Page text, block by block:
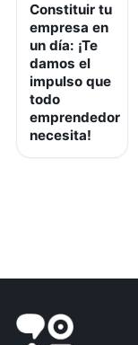
Constituir tu
empresa en
un día: ¡Te
damos el
impulso que
todo
emprendedor
necesita!